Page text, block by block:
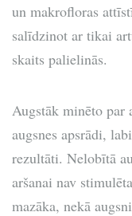
un makrofloras
salīdzinot ar tikai
skaits palielinās.
Augstāk minēto par
augsnes apsrādi,
rezultāti. Nelobītā
aršanai nav
mazāka, nekā